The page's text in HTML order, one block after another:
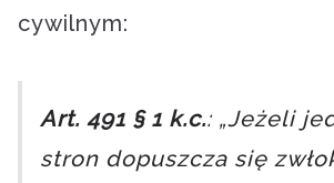
cywilnym:
Art. 491 § 1 k.c.: „Jeżeli
stron dopuszcza się